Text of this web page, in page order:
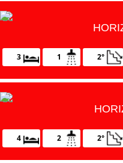
3 1 2°
4 2 2°